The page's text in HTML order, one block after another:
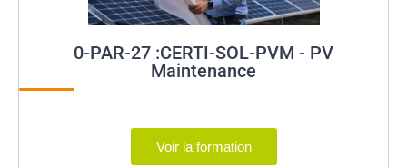
0-PAR-27 :CERTI-SOL-PVM - PV
Maintenance
Voir la formation